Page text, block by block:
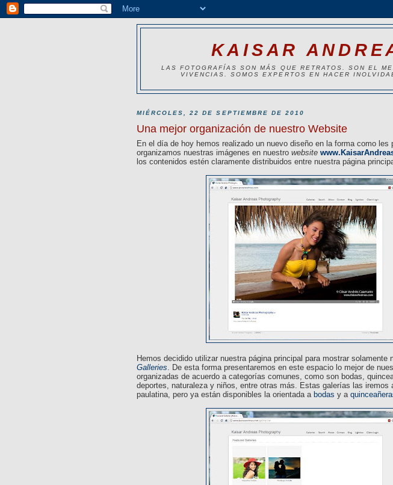
KAISAR
LAS FOTOGRAFÍAS SON MÁS QUE RETRATOS. SON EL
VIVENCIAS. SOMOS EXPERTOS EN HACER
MIÉRCOLES, 22 DE SEPTIEMBRE DE 2010
Una mejor organización de nuestro Website
En el día de hoy hemos realizado un nuevo diseño en la forma como les
organizamos nuestras imágenes en nuestro website
los contenidos estén claramente distribuidos entre nuestra página
Hemos decidido utilizar nuestra página principal para mostrar solamente
Galleries . De esta forma presentaremos en este espacio lo mejor de
organizadas de acuerdo a categorías comunes, como son bodas,
deportes, naturaleza y niños, entre otras más. Estas galerías las iremos
paulatina, pero ya están disponibles la orientada a bodas y a